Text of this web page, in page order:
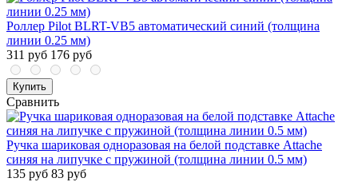
Роллер Pilot BLRT-VB5 автоматический синий (толщина
линии 0.25 мм)
311 руб 176 руб
Купить
Сравнить
Ручка шариковая одноразовая на белой подставке Attache
синяя на липучке с пружиной (толщина линии 0.5 мм)
135 руб 83 руб